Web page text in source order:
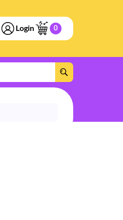
Login 0